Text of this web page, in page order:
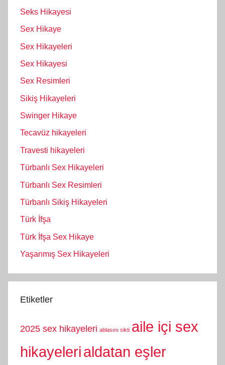
Seks Hikayesi
Sex Hikaye
Sex Hikayeleri
Sex Hikayesi
Sex Resimleri
Sikiş Hikayeleri
Swinger Hikaye
Tecavüz hikayeleri
Travesti hikayeleri
Türbanlı Sex Hikayeleri
Türbanlı Sex Resimleri
Türbanlı Sikiş Hikayeleri
Türk İfşa
Türk İfşa Sex Hikaye
Yaşanmış Sex Hikayeleri
Etiketler
2025 sex hikayeleri ablasını sikti aile içi sex
hikayelerialdatan eşler